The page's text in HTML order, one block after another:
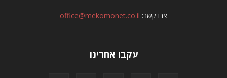
צרו קשר: office@mekomonet.co.il
עקבו אחרינו